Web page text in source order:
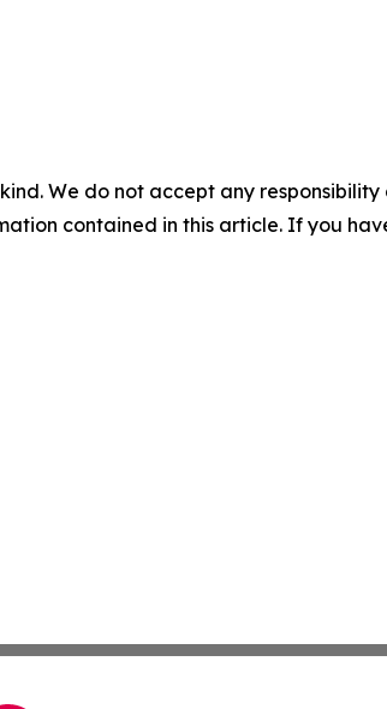
We do not accept any
contained in this article. If you